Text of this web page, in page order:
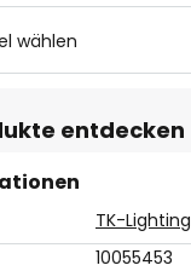
wählen
entdecken
TK-Lighting
10055453